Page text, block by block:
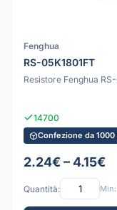
Fenghua
RS-05K1801FT
Resistore Fenghua
14700
Confezione da 1000
2.24€ – 4.15€
Quantità: Min: